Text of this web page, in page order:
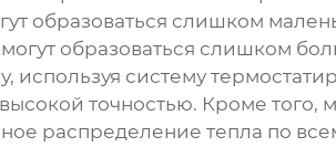
образоваться слишком
образоваться слишком
систему
точностью. Кроме
распределение тепла по